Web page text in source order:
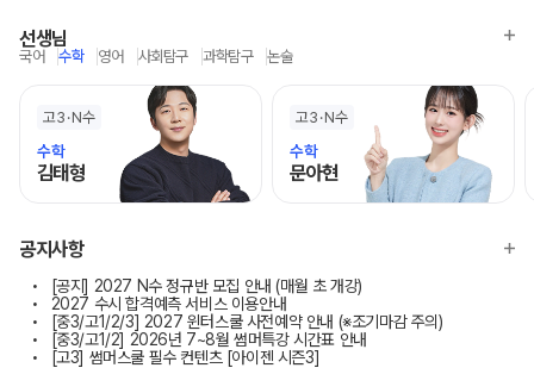
선생님
국어 수학 영어 사회탐구 과학탐구 논술
고3 N수
수학
김태형
고3 N수
수학
문아현
공지사항
[공지] 2027 N수 정규반 모집 안내 (매월 초 개강)
2027 수시 합격예측 서비스 이용안내
[중3/고1/2/3] 2027 윈터스쿨 사전예약 안내 (※조기마감 주의)
[중3/고1/2] 2026년 7~8월 썸머특강 시간표 안내
[고3] 썸머스쿨 필수 컨텐츠 [아이젠 시즌3]